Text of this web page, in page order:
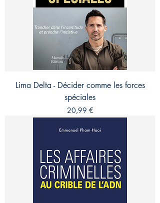
Lima Delta - Décider comme les forces
spéciales
Prix
20,99 €